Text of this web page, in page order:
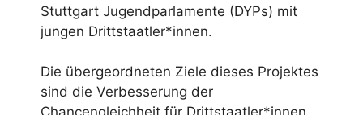
Stuttgart Jugendparlamente (DYPs) mit
jungen Drittstaatler*innen.
Die übergeordneten Ziele dieses Projektes
sind die Verbesserung der